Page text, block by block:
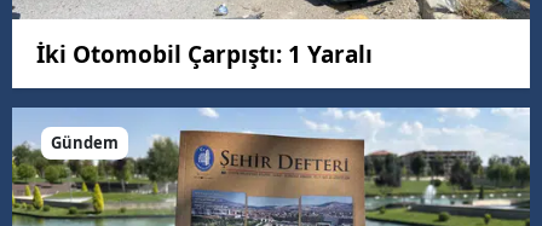
İki Otomobil Çarpıştı: 1 Yaralı
Gündem